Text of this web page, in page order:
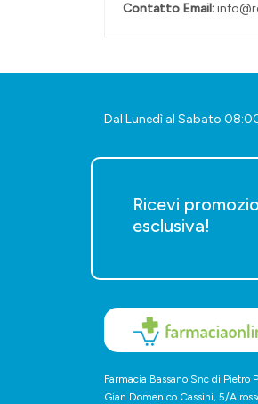
Contatto Email:
Dal Lunedì al Sabato
Ricevi
esclusiva!
Farmacia Bassano Snc di Pietro
Gian Domenico Cassini, 5/A